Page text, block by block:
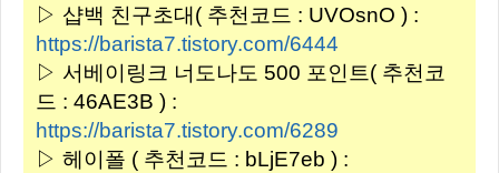
▷ 샵백 친구초대( 추천코드 : UVOsnO ) :
https://barista7.tistory.com/6444
▷ 서베이링크 너도나도 500 포인트( 추천코
드 : 46AE3B ) :
https://barista7.tistory.com/6289
▷ 헤이폴 ( 추천코드 : bLjE7eb ) :